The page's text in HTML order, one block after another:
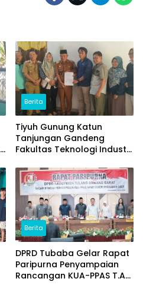
Berita
Tiyuh Gunung Katun
Tanjungan Gandeng
Fakultas Teknologi Industri
Potensi Ikan Lomou
Menjadi Prodak Unggulan
Berita
DPRD Tubaba Gelar Rapat
Paripurna Penyampaian
Rancangan KUA-PPAS T.A